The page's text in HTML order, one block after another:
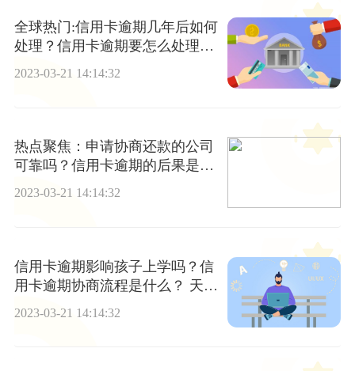
全球热门:信用卡逾期几年后如何
处理？信用卡逾期要怎么处理才
好？
2023-03-21 14:14:32
热点聚焦：申请协商还款的公司
可靠吗？信用卡逾期的后果是什
么？
2023-03-21 14:14:32
信用卡逾期影响孩子上学吗？信
用卡逾期协商流程是什么？ 天天
2023-03-21 14:14:32